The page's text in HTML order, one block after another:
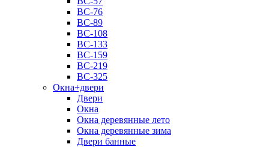
ВС-76
ВС-89
ВС-108
ВС-133
ВС-159
ВС-219
ВС-325
Окна+двери
Двери
Окна
Окна деревянные лето
Окна деревянные зима
Двери банные